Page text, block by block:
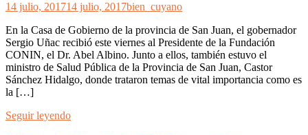
14 julio, 201714 julio, 2017bien_cuyano
En la Casa de Gobierno de la provincia de San Juan, el gobernador
Sergio Uñac recibió este viernes al Presidente de la Fundación
CONIN, el Dr. Abel Albino. Junto a ellos, también estuvo el
ministro de Salud Pública de la Provincia de San Juan, Castor
Sánchez Hidalgo, donde trataron temas de vital importancia como es
la […]
Seguir leyendo